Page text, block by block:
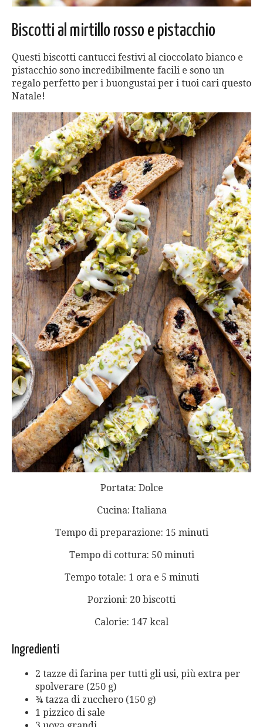
Biscotti al mirtillo rosso e pistacchio
Questi biscotti cantucci festivi al cioccolato bianco e
pistacchio sono incredibilmente facili e sono un
regalo perfetto per i buongustai per i tuoi cari questo
Natale!
Portata: Dolce
Cucina: Italiana
Tempo di preparazione: 15 minuti
Tempo di cottura: 50 minuti
Tempo totale: 1 ora e 5 minuti
Porzioni: 20 biscotti
Calorie: 147 kcal
Ingredienti
2 tazze di farina per tutti gli usi, più extra per
spolverare (250 g)
¾ tazza di zucchero (150 g)
1 pizzico di sale